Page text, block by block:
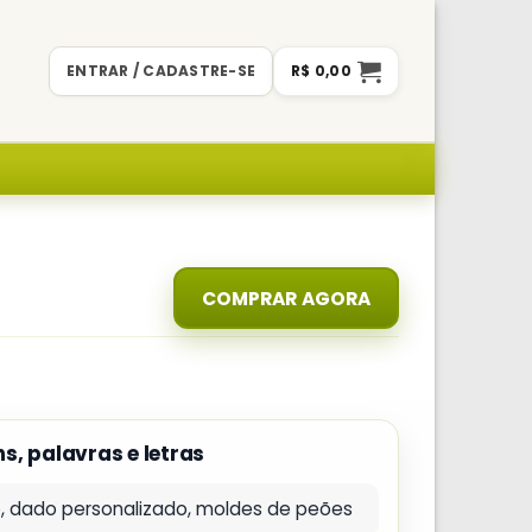
ENTRAR / CADASTRE-SE R$ 0,00
COMPRAR AGORA
palavras e letras
personalizado, moldes de peões